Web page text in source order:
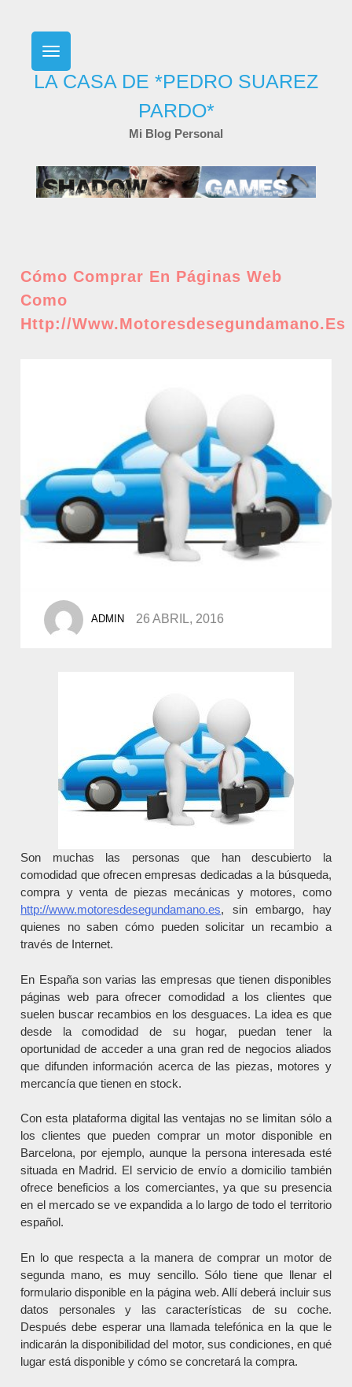
LA CASA DE *PEDRO SUAREZ
PARDO*
Mi Blog Personal
Cómo Comprar En Páginas Web
Como
Http://www.motoresdesegundamano.es
BY
ADMIN 26 ABRIL, 2016
Son muchas las personas que han descubierto la
comodidad que ofrecen empresas dedicadas a la búsqueda,
compra y venta de piezas mecánicas y motores, como
http://www.motoresdesegundamano.es, sin embargo, hay
quienes no saben cómo pueden solicitar un recambio a
través de Internet.
En España son varias las empresas que tienen disponibles
páginas web para ofrecer comodidad a los clientes que
suelen buscar recambios en los desguaces. La idea es que
desde la comodidad de su hogar, puedan tener la
oportunidad de acceder a una gran red de negocios aliados
que difunden información acerca de las piezas, motores y
mercancía que tienen en stock.
Con esta plataforma digital las ventajas no se limitan sólo a
los clientes que pueden comprar un motor disponible en
Barcelona, por ejemplo, aunque la persona interesada esté
situada en Madrid. El servicio de envío a domicilio también
ofrece beneficios a los comerciantes, ya que su presencia
en el mercado se ve expandida a lo largo de todo el territorio
español.
En lo que respecta a la manera de comprar un motor de
segunda mano, es muy sencillo. Sólo tiene que llenar el
formulario disponible en la página web. Allí deberá incluir sus
datos personales y las características de su coche.
Después debe esperar una llamada telefónica en la que le
indicarán la disponibilidad del motor, sus condiciones, en qué
lugar está disponible y cómo se concretará la compra.